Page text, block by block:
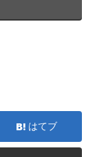
はてブ